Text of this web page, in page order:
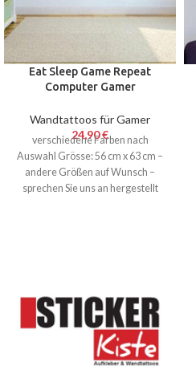
Eat Sleep Game Repeat
Computer Gamer
Wandtattoos für Gamer
24,90€
verschiedene Farben nach
Auswahl Grösse: 56 cm x 63 cm –
andere Größen auf Wunsch –
sprechen Sie uns an hergestellt